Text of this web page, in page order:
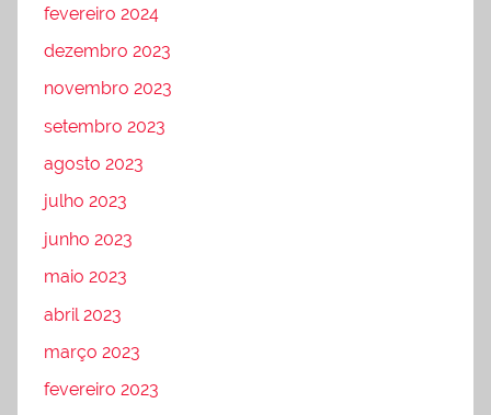
fevereiro 2024
dezembro 2023
novembro 2023
setembro 2023
agosto 2023
julho 2023
junho 2023
maio 2023
abril 2023
março 2023
fevereiro 2023